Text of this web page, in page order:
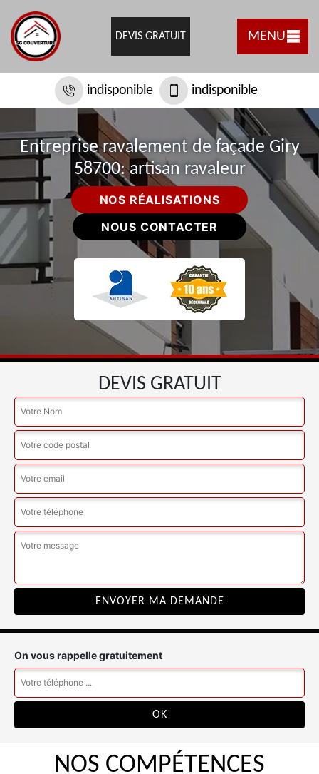
DEVIS GRATUIT MENU
indisponible indisponible
Entreprise ravalement de façade Giry
58700: artisan ravaleur
NOS RÉALISATIONS
NOUS CONTACTER
DEVIS GRATUIT
On vous rappelle gratuitement
NOS COMPÉTENCES